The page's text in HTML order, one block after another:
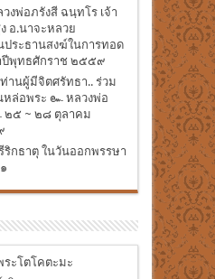
งพ่อภรังสี ฉนฺทโร เจ้า
อ.นาจะหลวย
ประธานสงฆ์ในการทอด
ปีพุทธศักราช ๒๕๕๙
านผู้มีจิตศรัทธา.. ร่วม
หล่อพระ ๛ หลวงพ่อ
๒๕ ~ ๒๘ ตุลาคม
ริกธาตุ ในวันออกพรรษา
ระโตโคตะมะ